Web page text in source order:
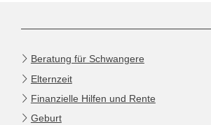
Beratung für Schwangere
Elternzeit
Finanzielle Hilfen und Rente
Geburt